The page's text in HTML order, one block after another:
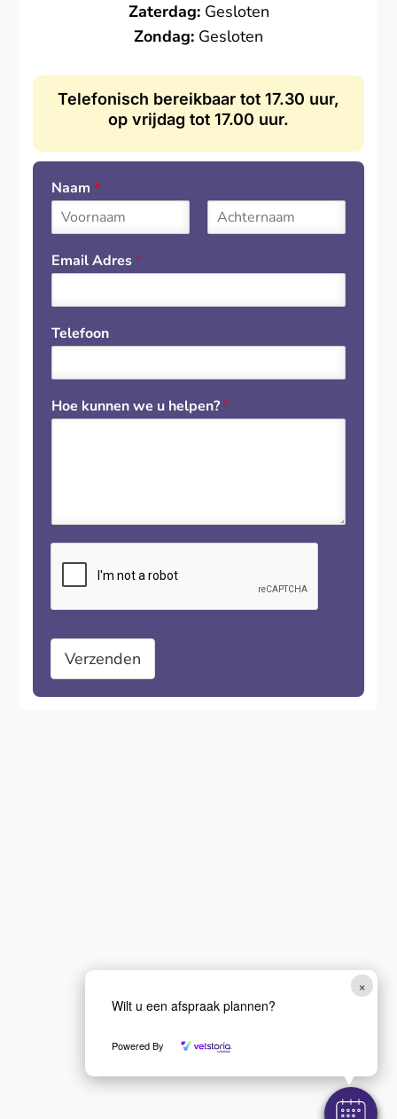
Zaterdag:Gesloten
Zondag: Gesloten
Telefonisch bereikbaar tot 17.30 uur,
op vrijdag tot 17.00 uur.
Naam*
i
rEmail Adres*
Telefoon
Hoe kunnen we u helpen?*
Verzenden
×
Wilt u een afspraak plannen?
Powered By